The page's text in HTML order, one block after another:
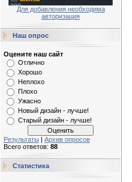
Для добавления необходима
авторизация
Наш опрос
Оцените наш сайт
Отлично
Хорошо
Неплохо
Плохо
Ужасно
Новый дизайн - лучше!
Старый дизайн - лучше!
Результаты | Архив опросов
Всего ответов: 88
Статистика